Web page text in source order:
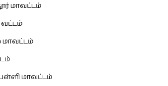
மாவட்டம்
மாவட்டம்
மாவட்டம்